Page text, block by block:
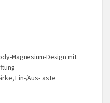
Magnesium-Design mit
Ein-/Aus-Taste